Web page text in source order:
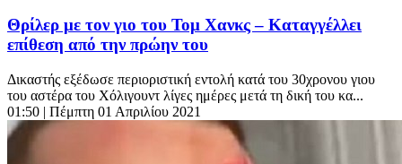
Θρίλερ με τον γιο του Τομ Χανκς – Καταγγέλλει
επίθεση από την πρώην του
Δικαστής εξέδωσε περιοριστική εντολή κατά του 30χρονου γιου
του αστέρα του Χόλιγουντ λίγες ημέρες μετά τη δική του κα...
01:50 | Πέμπτη 01 Απριλίου 2021